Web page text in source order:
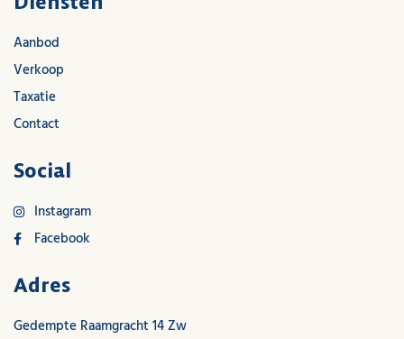
Aanbod
Verkoop
Taxatie
Contact
Social
Instagram
Facebook
Adres
Gedempte Raamgracht 14 Zw